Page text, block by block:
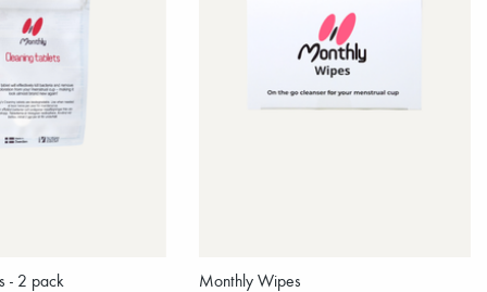
- 2 pack Monthly Wipes